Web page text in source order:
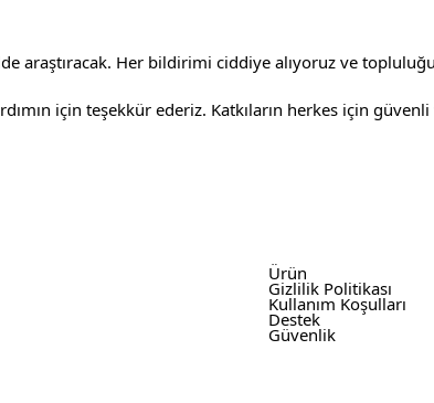
araştıracak. Her bildirimi ciddiye alıyoruz ve
için teşekkür ederiz. Katkıların herkes için
Ürün
Gizlilik Politikası
Kullanım Koşulları
Destek
Güvenlik